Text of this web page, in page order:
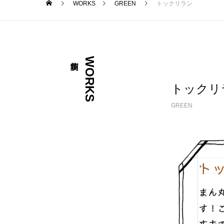
WORKS GREEN トックリラン
WORKS トック
GREEN